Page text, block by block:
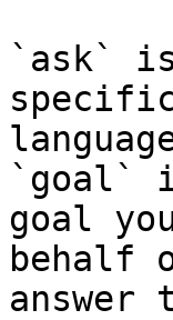
`ask`
`goal`
goal
behalf